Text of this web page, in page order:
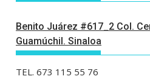
Benito Juárez #617_2 Col.
Guamúchil. Sinaloa
TEL. 673 115 55 76